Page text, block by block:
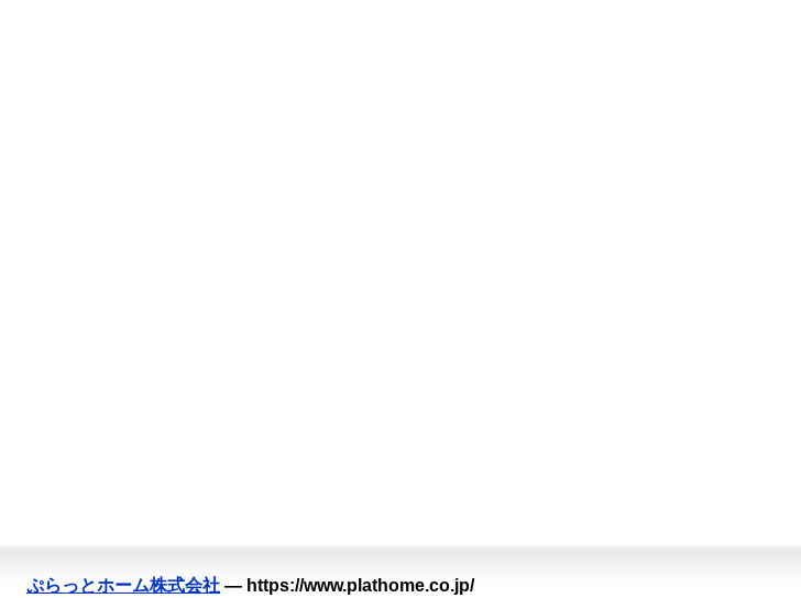
ぷらっとホーム株式会社 — https://www.plathome.co.jp/